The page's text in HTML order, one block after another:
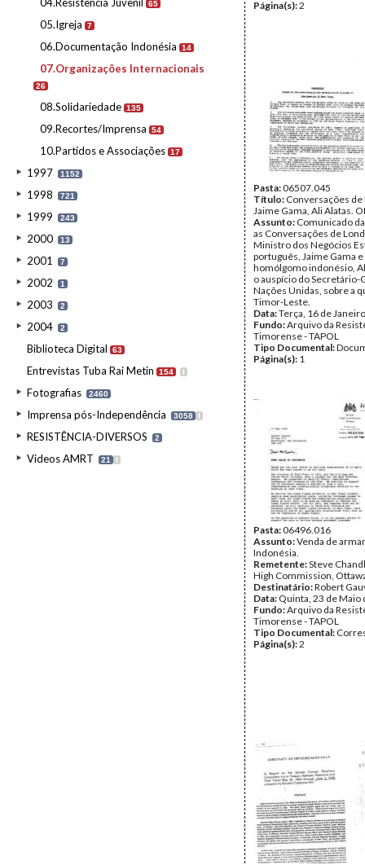
65
05.Igreja 7
06.Documentação Indonésia 14
07.Organizações Internacionais
26
08.Solidariedade 135
09.Recortes/Imprensa 54
10.Partidos e Associações 17
1997 1152
1998 721
1999 243
2000 13
2001 7
2002 1
2003 2
2004 2
Biblioteca Digital 63
Entrevistas Tuba Rai Metin 154 I
Fotografias 2460
Imprensa pós-Independência 3058 I
RESISTÊNCIA-DIVERSOS 2
Videos AMRT 21 I
Página(s):2
Pasta:06507.045
Título: Conversações
Jaime Gama, Ali Alatas.
Assunto: Comunicado
as Conversações de
Ministro dos Negócios
português, Jaime Gama
homólgomo indonésio,
o auspício do Secretário-
Nações Unidas, sobre a
Timor-Leste.
Data:Terça, 16 de
Fundo:Arquivo da
Timorense - TAPOL
Tipo Documental:
Página(s): 1
Pasta:06496.016
Assunto:Venda de
Indonésia.
Remetente:Steve
High Commission,
Destinatário:Robert
Data: Quinta, 23 de Maio
Fundo:Arquivo da
Timorense - TAPOL
Tipo Documental:
Página(s):2